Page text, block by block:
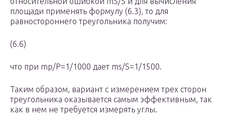
площади применять формулу (6.3), то для
равностороннего треугольника получим:
(6.6)
что при mp/P=1/1000 дает ms/S=1/1500.
Таким образом, вариант с измерением трех сторон
треугольника оказывается самым эффективным, так
как в нем не требуется измерять углы.